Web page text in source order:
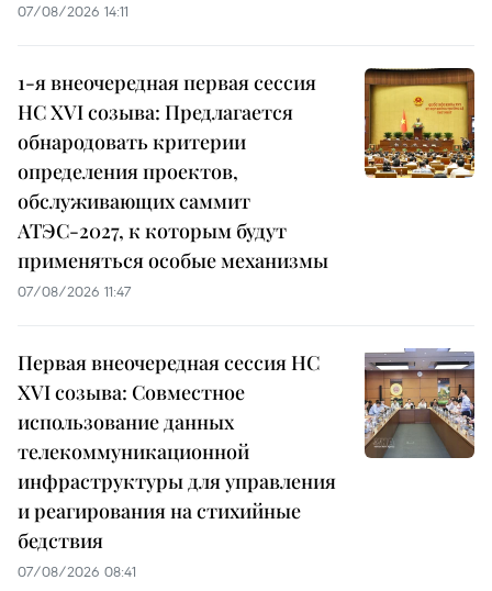
07/08/2026 14:11
1-я внеочередная первая сессия
НС XVI созыва: Предлагается
обнародовать критерии
определения проектов,
обслуживающих саммит
АТЭС-2027, к которым будут
применяться особые механизмы
07/08/2026 11:47
Первая внеочередная сессия НС
XVI созыва: Совместное
использование данных
телекоммуникационной
инфраструктуры для управления
и реагирования на стихийные
бедствия
07/08/2026 08:41